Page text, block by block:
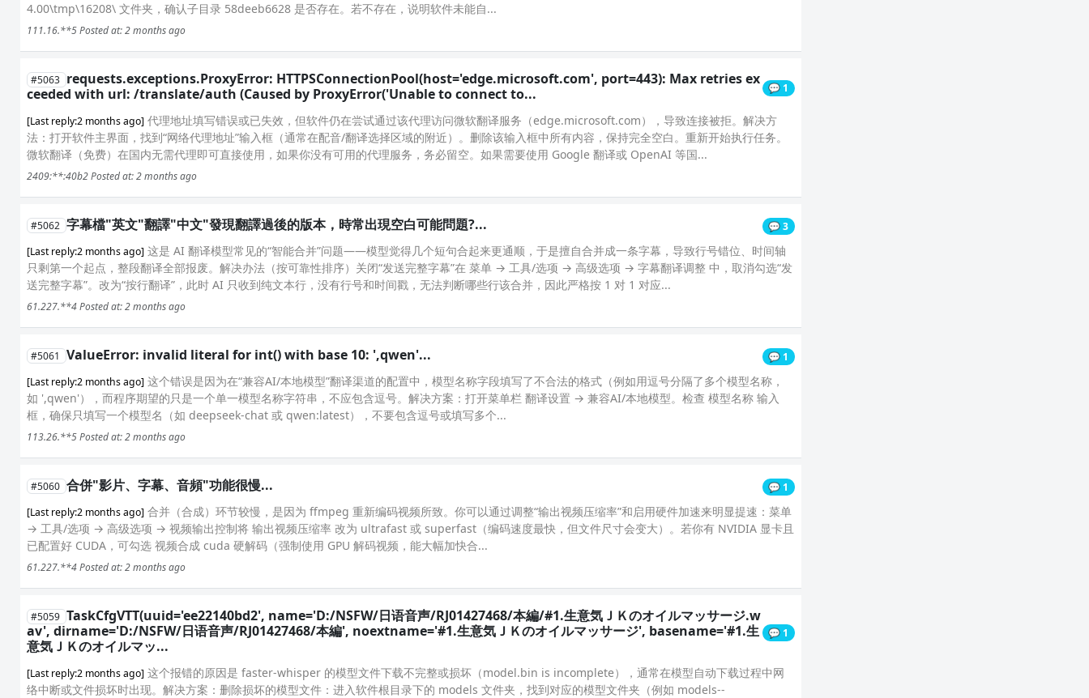
4.00\tmp\16208\ 文件夹，确认子目录 58deeb6628 是否存在。若不存在，说明软件未能自...
111.16.**5 Posted at: 2 months ago
#5063 requests.exceptions.ProxyError: HTTPSConnectionPool(host='edge.microsoft.com', port=443): Max retries ex
ceeded with url: /translate/auth (Caused by ProxyError('Unable to connect to...
💬 1
[Last reply:2 months ago] 代理地址填写错误或已失效，但软件仍在尝试通过该代理访问微软翻译服务（edge.microsoft.com），导致连接被拒。解决方
法：打开软件主界面，找到“网络代理地址”输入框（通常在配音/翻译选择区域的附近）。删除该输入框中所有内容，保持完全空白。重新开始执行任务。
微软翻译（免费）在国内无需代理即可直接使用，如果你没有可用的代理服务，务必留空。如果需要使用 Google 翻译或 OpenAI 等国...
2409:**:40b2 Posted at: 2 months ago
#5062 字幕檔"英文"翻譯"中文"發現翻譯過後的版本，時常出現空白可能問題?...
💬 3
[Last reply:2 months ago] 这是 AI 翻译模型常见的“智能合并”问题——模型觉得几个短句合起来更通顺，于是擅自合并成一条字幕，导致行号错位、时间轴
只剩第一个起点，整段翻译全部报废。解决办法（按可靠性排序）关闭“发送完整字幕”在 菜单 → 工具/选项 → 高级选项 → 字幕翻译调整 中，取消勾选“发
送完整字幕”。改为“按行翻译”，此时 AI 只收到纯文本行，没有行号和时间戳，无法判断哪些行该合并，因此严格按 1 对 1 对应...
61.227.**4 Posted at: 2 months ago
#5061 ValueError: invalid literal for int() with base 10: ',qwen'...
💬 1
[Last reply:2 months ago] 这个错误是因为在“兼容AI/本地模型”翻译渠道的配置中，模型名称字段填写了不合法的格式（例如用逗号分隔了多个模型名称，
如 ',qwen'），而程序期望的只是一个单一模型名称字符串，不应包含逗号。解决方案：打开菜单栏 翻译设置 → 兼容AI/本地模型。检查 模型名称 输入
框，确保只填写一个模型名（如 deepseek-chat 或 qwen:latest），不要包含逗号或填写多个...
113.26.**5 Posted at: 2 months ago
#5060 合併"影片、字幕、音頻"功能很慢...
💬 1
[Last reply:2 months ago] 合并（合成）环节较慢，是因为 ffmpeg 重新编码视频所致。你可以通过调整“输出视频压缩率”和启用硬件加速来明显提速：菜单
→ 工具/选项 → 高级选项 → 视频输出控制将 输出视频压缩率 改为 ultrafast 或 superfast（编码速度最快，但文件尺寸会变大）。若你有 NVIDIA 显卡且
已配置好 CUDA，可勾选 视频合成 cuda 硬解码（强制使用 GPU 解码视频，能大幅加快合...
61.227.**4 Posted at: 2 months ago
#5059 TaskCfgVTT(uuid='ee22140bd2', name='D:/NSFW/日语音声/RJ01427468/本編/#1.生意気ＪＫのオイルマッサージ.w
av', dirname='D:/NSFW/日语音声/RJ01427468/本編', noextname='#1.生意気ＪＫのオイルマッサージ', basename='#1.生
意気ＪＫのオイルマッ...
💬 1
[Last reply:2 months ago] 这个报错的原因是 faster-whisper 的模型文件下载不完整或损坏（model.bin is incomplete），通常在模型自动下载过程中网
络中断或文件损坏时出现。解决方案：删除损坏的模型文件：进入软件根目录下的 models 文件夹，找到对应的模型文件夹（例如 models--